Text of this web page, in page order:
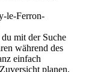
le-Ferron-
mit der Suche
während des
einfach
planen.